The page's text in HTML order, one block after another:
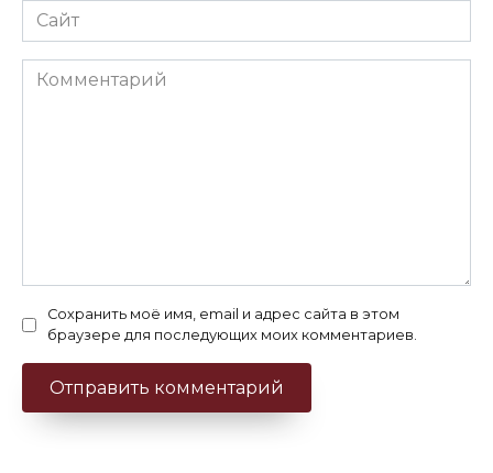
Сайт
Комментарий
Сохранить моё имя, email и адрес сайта в этом
браузере для последующих моих комментариев.